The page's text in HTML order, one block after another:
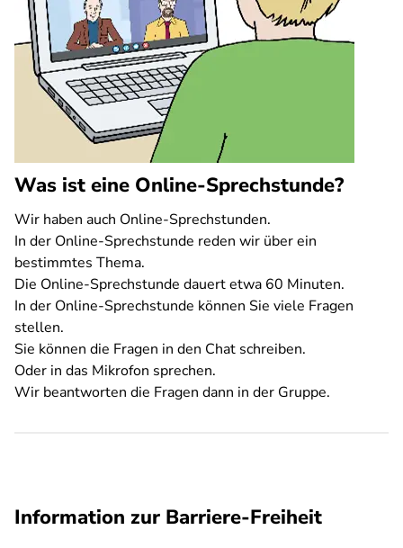
Was ist eine Online-Sprechstunde?
Wir haben auch Online-Sprechstunden.
In der Online-Sprechstunde reden wir über ein
bestimmtes Thema.
Die Online-Sprechstunde dauert etwa 60 Minuten.
In der Online-Sprechstunde können Sie viele Fragen
stellen.
Sie können die Fragen in den Chat schreiben.
Oder in das Mikrofon sprechen.
Wir beantworten die Fragen dann in der Gruppe.
Information zur Barriere-Freiheit